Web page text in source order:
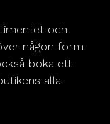
och
någon form
boka ett
alla